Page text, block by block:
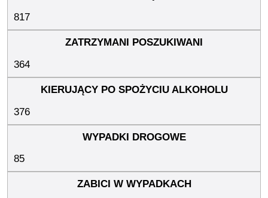
817
364
376
85